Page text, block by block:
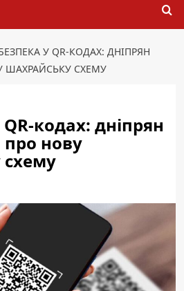
У QR-КОДАХ: ДНІПРЯН
ШАХРАЙСЬКУ СХЕМУ
кодах: дніпрян
нову